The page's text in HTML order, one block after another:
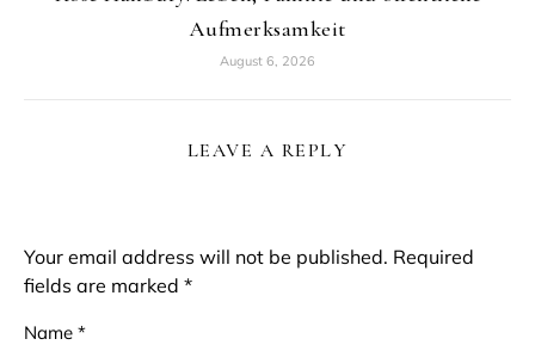
Aufmerksamkeit
August 6, 2026
LEAVE A REPLY
Your email address will not be published. Required
fields are marked *
Name *